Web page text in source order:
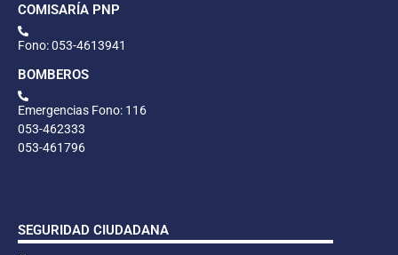
COMISARÍA PNP
Fono: 053-4613941
BOMBEROS
Emergencias Fono: 116
053-462333
053-461796
SEGURIDAD CIUDADANA